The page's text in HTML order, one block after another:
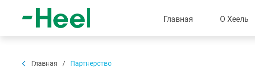
Главная О Хеель
Главная / Партнерство